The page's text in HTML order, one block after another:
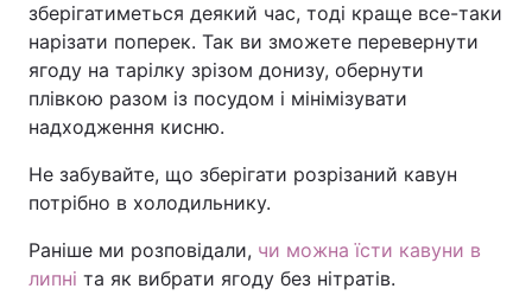
зберігатиметься деякий час, тоді краще все-таки
нарізати поперек. Так ви зможете перевернути
ягоду на тарілку зрізом донизу, обернути
плівкою разом із посудом і мінімізувати
надходження кисню.
Не забувайте, що зберігати розрізаний кавун
потрібно в холодильнику.
Раніше ми розповідали, чи можна їсти кавуни в
липні та як вибрати ягоду без нітратів.